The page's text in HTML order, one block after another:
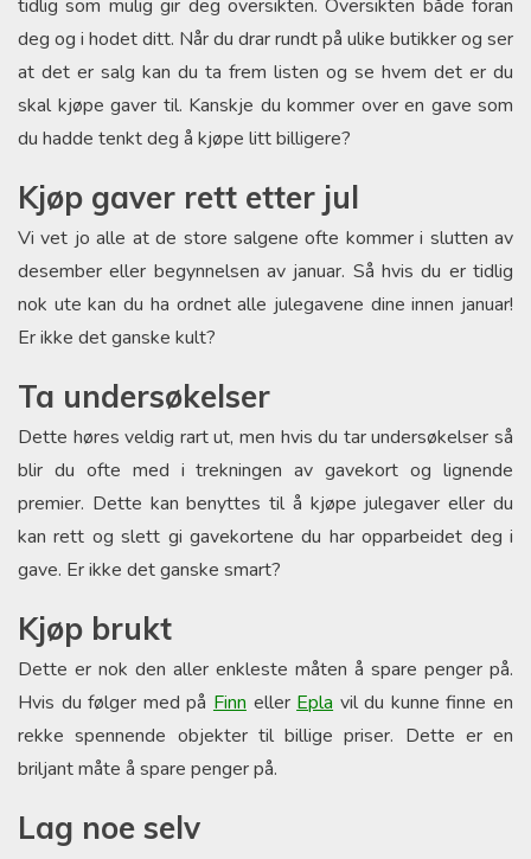
tidlig som mulig gir deg oversikten. Oversikten både foran
deg og i hodet ditt. Når du drar rundt på ulike butikker og ser
at det er salg kan du ta frem listen og se hvem det er du
skal kjøpe gaver til. Kanskje du kommer over en gave som
du hadde tenkt deg å kjøpe litt billigere?
Kjøp gaver rett etter jul
Vi vet jo alle at de store salgene ofte kommer i slutten av
desember eller begynnelsen av januar. Så hvis du er tidlig
nok ute kan du ha ordnet alle julegavene dine innen januar!
Er ikke det ganske kult?
Ta undersøkelser
Dette høres veldig rart ut, men hvis du tar undersøkelser så
blir du ofte med i trekningen av gavekort og lignende
premier. Dette kan benyttes til å kjøpe julegaver eller du
kan rett og slett gi gavekortene du har opparbeidet deg i
gave. Er ikke det ganske smart?
Kjøp brukt
Dette er nok den aller enkleste måten å spare penger på.
Hvis du følger med på Finn eller Epla vil du kunne finne en
rekke spennende objekter til billige priser. Dette er en
briljant måte å spare penger på.
Lag noe selv